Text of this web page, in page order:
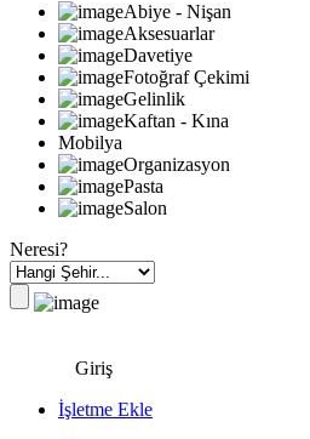
Abiye - Nişan
Aksesuarlar
Davetiye
Fotoğraf Çekimi
Gelinlik
Kaftan - Kına
Mobilya
Organizasyon
Pasta
Salon
Neresi?
Giriş
İşletme Ekle